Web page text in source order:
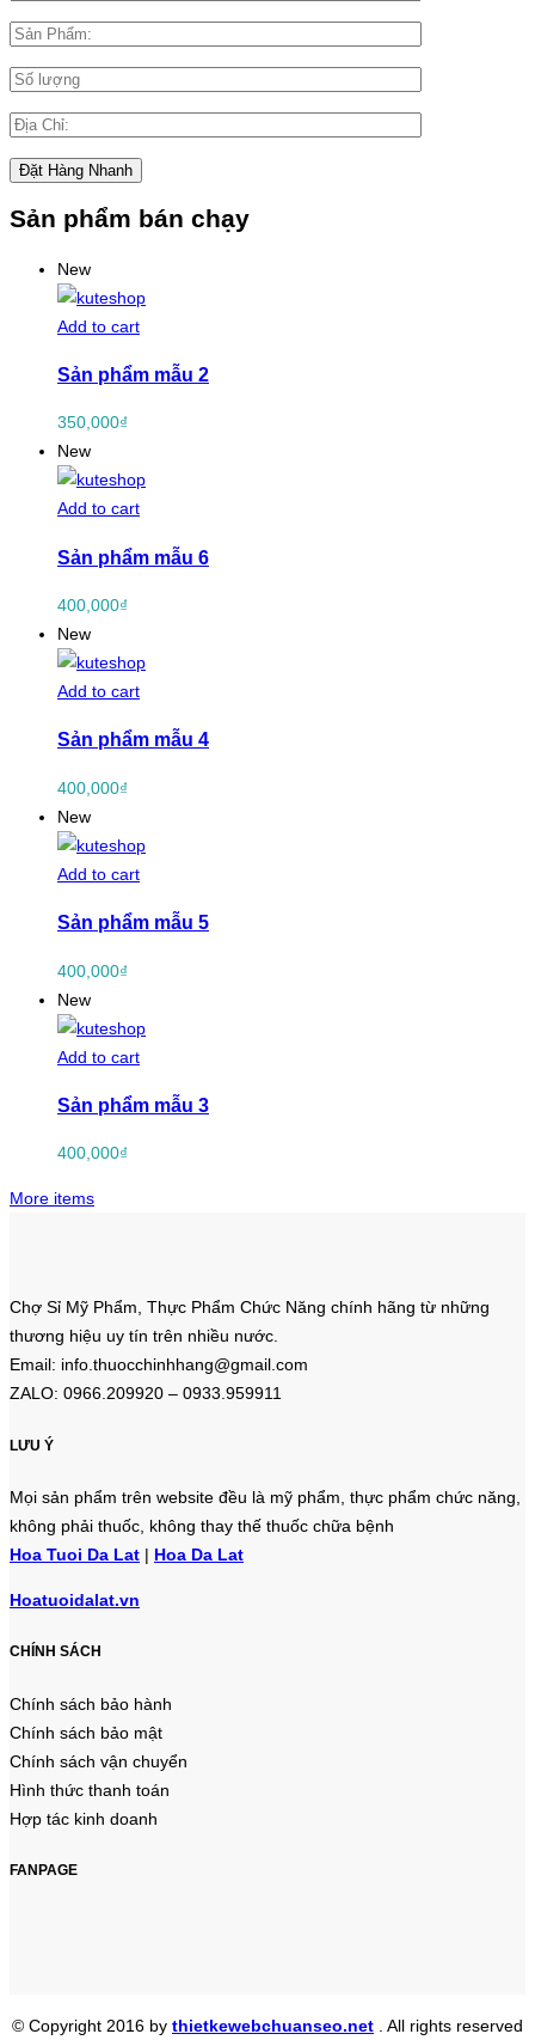
Sản phẩm bán chạy
New
Add to cart
Sản phẩm mẫu 2
350,000₫
New
Add to cart
Sản phẩm mẫu 6
400,000₫
New
Add to cart
Sản phẩm mẫu 4
400,000₫
New
Add to cart
Sản phẩm mẫu 5
400,000₫
New
Add to cart
Sản phẩm mẫu 3
400,000₫
More items
Chợ Sỉ Mỹ Phẩm, Thực Phẩm Chức Năng chính hãng từ những
thương hiệu uy tín trên nhiều nước.
Email: info.thuocchinhhang@gmail.com
ZALO: 0966.209920 – 0933.959911
LƯU Ý
Mọi sản phẩm trên website đều là mỹ phẩm, thực phẩm chức năng,
không phải thuốc, không thay thế thuốc chữa bệnh
Hoa Tuoi Da Lat | Hoa Da Lat
Hoatuoidalat.vn
CHÍNH SÁCH
Chính sách bảo hành
Chính sách bảo mật
Chính sách vận chuyển
Hình thức thanh toán
Hợp tác kinh doanh
FANPAGE
© Copyright 2016 by thietkewebchuanseo.net . All rights reserved